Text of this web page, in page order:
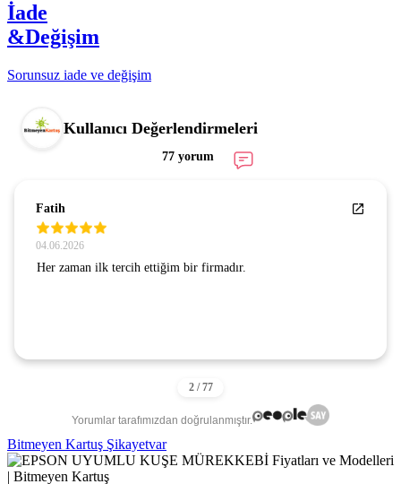
İade
&Değişim
Sorunsuz iade ve değişim
Kullanıcı Değerlendirmeleri
77 yorum
Fatih
04.06.2026
Her zaman ilk tercih ettiğim bir firmadır.
Yorumlar tarafımızdan doğrulanmıştır.
Bitmeyen Kartuş Şikayetvar